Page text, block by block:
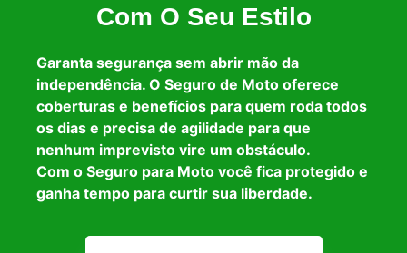
Com O Seu Estilo
Garanta segurança sem abrir mão da
independência. O Seguro de Moto oferece
coberturas e benefícios para quem roda todos
os dias e precisa de agilidade para que
nenhum imprevisto vire um obstáculo.
Com o Seguro para Moto você fica protegido e
ganha tempo para curtir sua liberdade.